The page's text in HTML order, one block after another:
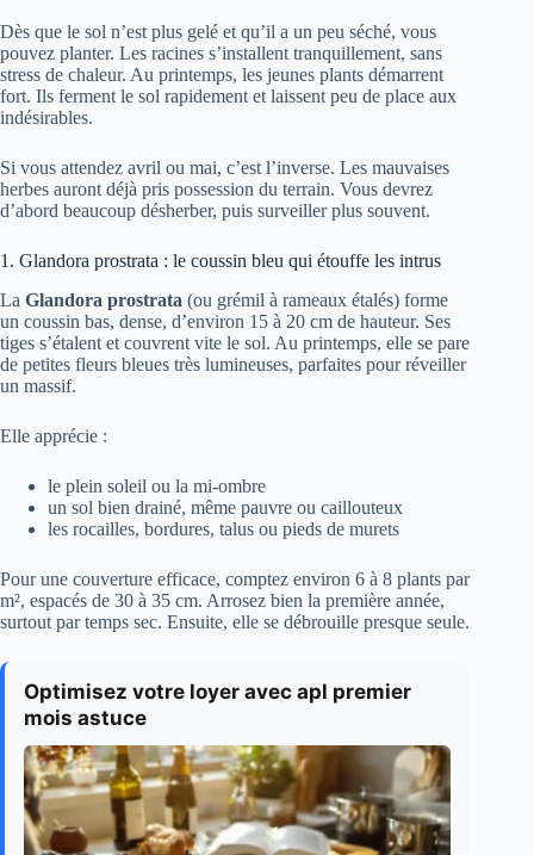
Dès que le sol n’est plus gelé et qu’il a un peu séché, vous
pouvez planter. Les racines s’installent tranquillement, sans
stress de chaleur. Au printemps, les jeunes plants démarrent
fort. Ils ferment le sol rapidement et laissent peu de place aux
indésirables.
Si vous attendez avril ou mai, c’est l’inverse. Les mauvaises
herbes auront déjà pris possession du terrain. Vous devrez
d’abord beaucoup désherber, puis surveiller plus souvent.
1. Glandora prostrata : le coussin bleu qui étouffe les intrus
La Glandora prostrata (ou grémil à rameaux étalés) forme
un coussin bas, dense, d’environ 15 à 20 cm de hauteur. Ses
tiges s’étalent et couvrent vite le sol. Au printemps, elle se pare
de petites fleurs bleues très lumineuses, parfaites pour réveiller
un massif.
Elle apprécie :
le plein soleil ou la mi-ombre
un sol bien drainé, même pauvre ou caillouteux
les rocailles, bordures, talus ou pieds de murets
Pour une couverture efficace, comptez environ 6 à 8 plants par
m², espacés de 30 à 35 cm. Arrosez bien la première année,
surtout par temps sec. Ensuite, elle se débrouille presque seule.
Optimisez votre loyer avec apl premier
mois astuce